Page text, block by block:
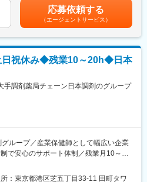
大手医療用品関連企業である「Cardinal
50年にわたり世界30ヶ国以上で約
、医療機関、薬局、研究所等に医薬
リューションを提供しています。
業務
みを考慮し、採用戦略立案～実行支援
に支援していただきます。パッケージ
支援内容をカスタマイズしながら顧客
す。
剤師・薬局業界に関する知識は不問で
に対して、以下のフローでコンサルテ
修やOJTを通じてキャッチアップいた
アリングや当社サービスの説明を行い
イアントへのノウハウ提供を中心に二
の金額であり、選考を通じて上下する可
額)は固定手当を含めた表記です。
応募依頼する
（エージェントサービス）
日祝休み◆残業10～20h◆日本
手調剤薬局チェーン日本調剤のグループ
ループ／産業保健師として幅広い企業
で安心のサポート体制／残業月10～20
：東京都港区芝五丁目33-11 田町タワ